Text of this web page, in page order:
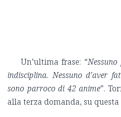
Un’ultima frase: “
indisciplina. Nessuno d’aver
sono parroco di 42 anime”.
alla terza domanda, su